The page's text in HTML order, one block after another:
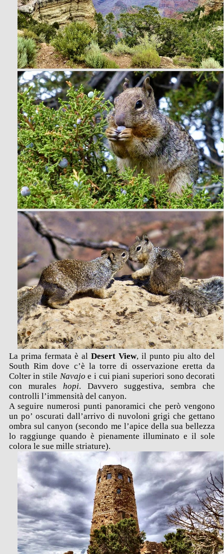
La prima fermata è al Desert View, il punto piu alto del
South Rim dove c’è la torre di osservazione eretta da
Colter in stile Navajo e i cui piani superiori sono decorati
con murales hopi. Davvero suggestiva, sembra che
controlli l’immensità del canyon.
A seguire numerosi punti panoramici che però vengono
un po’ oscurati dall’arrivo di nuvoloni grigi che gettano
ombra sul canyon (secondo me l’apice della sua bellezza
lo raggiunge quando è pienamente illuminato e il sole
colora le sue mille striature).